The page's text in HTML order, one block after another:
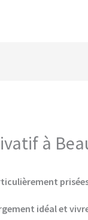
à
idéal et